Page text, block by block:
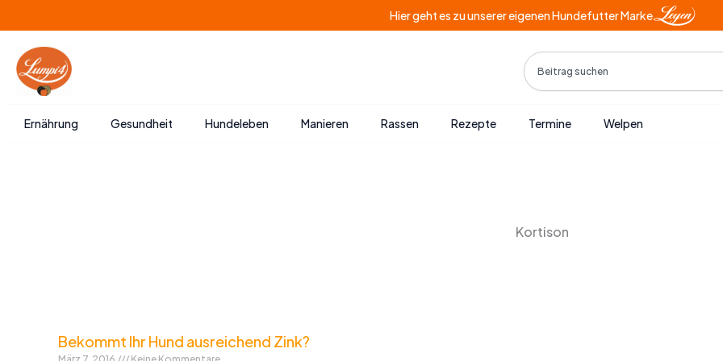
Inhalt
springen
Hier geht es zu unserer eigenen Hundefutter Marke
Search
Ernährung Gesundheit Hundeleben Manieren Rassen Rezepte Termine Welpen
Kortison
Bekommt Ihr Hund ausreichend Zink?